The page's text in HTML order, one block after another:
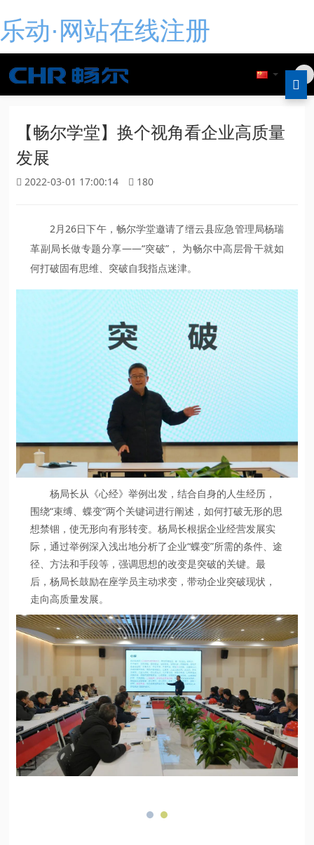
乐动·网站在线注册
【畅尔学堂】换个视角看企业高质量
发展
2022-03-01 17:00:14 180
2月26日下午，畅尔学堂邀请了缙云县应急管理局杨瑞
革副局长做专题分享——“突破”， 为畅尔中高层骨干就如
何打破固有思维、突破自我指点迷津。
杨局长从《心经》举例出发，结合自身的人生经历，
围绕“束缚、蝶变”两个关键词进行阐述，如何打破无形的思
想禁锢，使无形向有形转变。杨局长根据企业经营发展实
际，通过举例深入浅出地分析了企业“蝶变”所需的条件、途
径、方法和手段等，强调思想的改变是突破的关键。最
后，杨局长鼓励在座学员主动求变，带动企业突破现状，
走向高质量发展。